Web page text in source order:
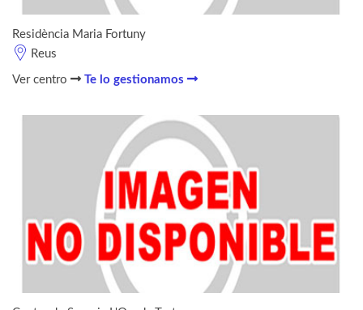
Residència Maria Fortuny
Reus
Ver centro Te lo gestionamos